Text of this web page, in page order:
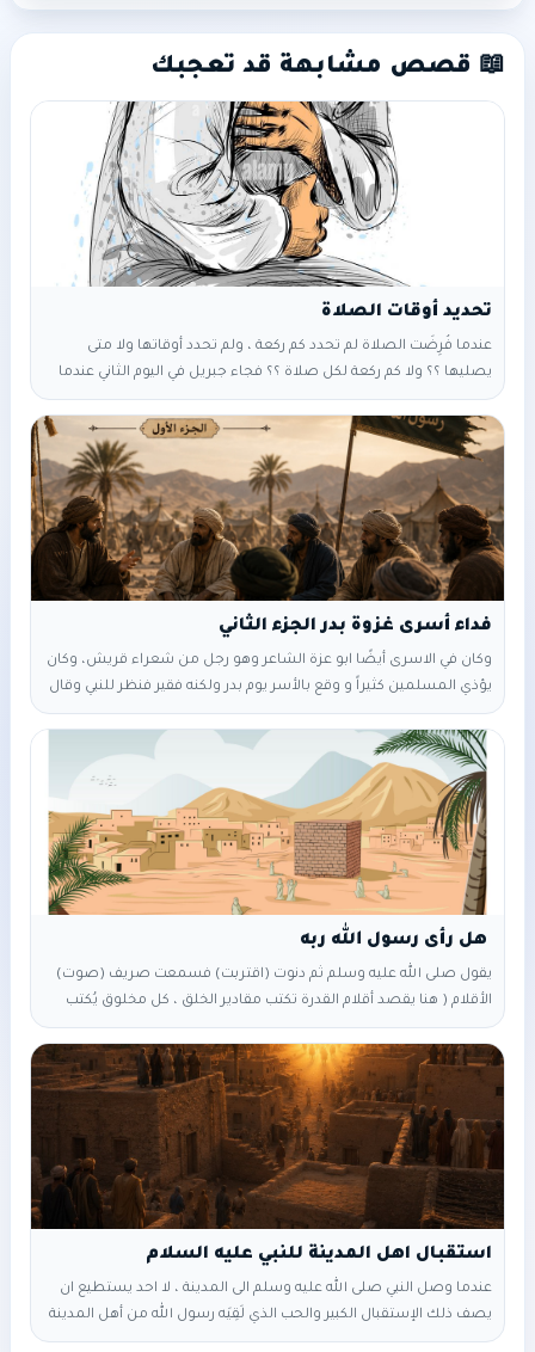
📖 قصص مشابهة قد تعجبك
عندما فُرِضَت الصلاة لم تحدد كم ركعة ، ولم تحدد أوقاتها ولا متى
يصليها ؟؟ ولا كم ركعة لكل صلاة ؟؟ فجاء جبريل في اليوم الثاني عندما
زالت الشمس عن كبد السماء قليلا [[ عندما تصير الشمس في وسط
السماء يسمى وقت الإستواء ….يكون لا ظل لشيء على الأرض ظل كل
شيء تحته لأن الشمس عامودية]] قال :_ يا محمد قم فصلي فتوضأ
فداء أسرى غزوة بدر الجزء الثاني
وكان في الاسرى أيضًا ابو عزة الشاعر وهو رجل من شعراء قريش، وكان
يؤذي المسلمين كثيراً و وقع بالأسر يوم بدر ولكنه فقير فنظر للنبي وقال
: يا محمد تعلم عيلتي (فقري) وكثرت عيالي… فأمنن، جُزيت خيراً فقال له
النبي : نمُن عليك (نطلق سراحك بدون فداء) شريطة ألا تحرك علينا
بشعرك ابداً (يعني لا تستعمل شِعْرَك بالتحريض ضدنا)،،،
يقول صلى الله عليه وسلم ثم دنوت (اقتربت) فسمعت صريف (صوت)
الأقلام ( هنا يقصد أقلام القدرة تكتب مقادير الخلق ، كل مخلوق يُكتب
مقاديره مثلا كم سنة يعيش ، رزقه ، كم قطرة ماء تدخل جوفه ، كم
نبضة لقلبه طوال حياته ... الخ مقادير كل الخلق ، حتى الجرثومة) قال
تعالى {{ وَمَا قَدَرُوا اللَّهَ حَقَّ قَدْرِهِ
استقبال اهل المدينة للنبي عليه السلام
عندما وصل النبي صلى الله عليه وسلم الى المدينة ، لا احد يستطيع ان
يصف ذلك الإستقبال الكبير والحب الذي لَقِيَه رسول الله من أهل المدينة
من الأنصار فكانوا أنصار الدعوة ، ولُقِبوا بالأنصار الكل كان ينتظر باشتياق